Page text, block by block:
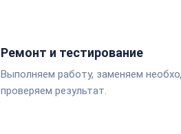
Ремонт и тестирование
Выполняем работу, заменяем
проверяем результат.